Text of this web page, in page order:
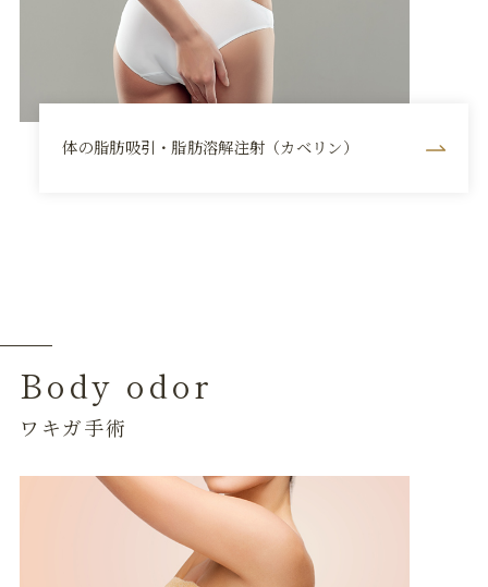
体の脂肪吸引・脂肪溶解注射（カベリン）
Body odor
ワキガ手術